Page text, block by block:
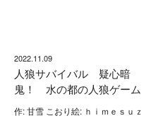
2022.11.09
人狼サバイバル 疑心暗
鬼！ 水の都の人狼ゲーム
作: 甘雪 こおり絵: ｈｉｍｅｓｕｚ